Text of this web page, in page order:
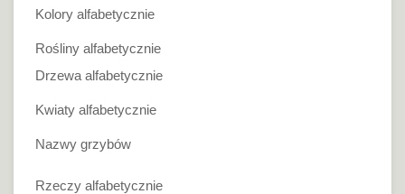
Kolory alfabetycznie
Rośliny alfabetycznie
Drzewa alfabetycznie
Kwiaty alfabetycznie
Nazwy grzybów
Rzeczy alfabetycznie